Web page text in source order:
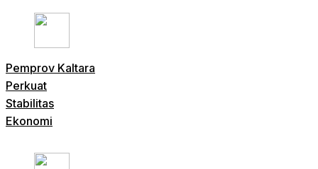
Pemprov Kaltara
Perkuat
Stabilitas
Ekonomi